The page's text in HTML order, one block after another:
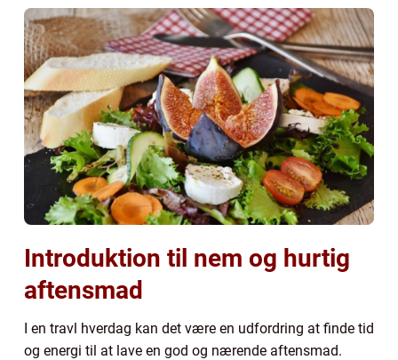
Introduktion til nem og hurtig
aftensmad
I en travl hverdag kan det være en udfordring at finde tid
og energi til at lave en god og nærende aftensmad.